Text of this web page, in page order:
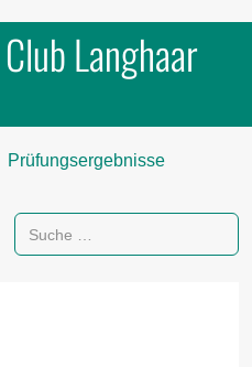
Langhaar
Prüfungsergebnisse
Suchen